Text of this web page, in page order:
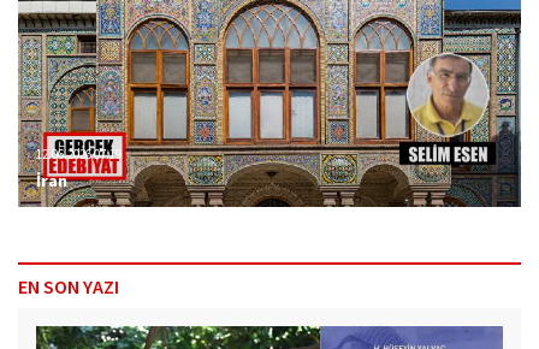
12.06.2026 07:19
İran
EN SON YAZI